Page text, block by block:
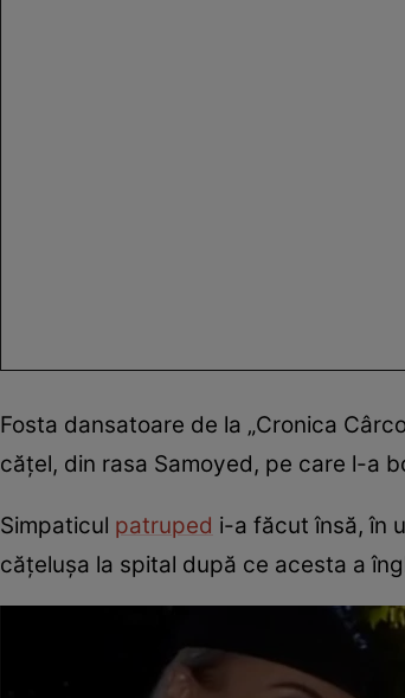
Fosta dansatoare de la „Cronica
cățel, din rasa Samoyed, pe care l-a
Simpaticul patruped i-a făcut însă, în
cățelușa la spital după ce acesta a